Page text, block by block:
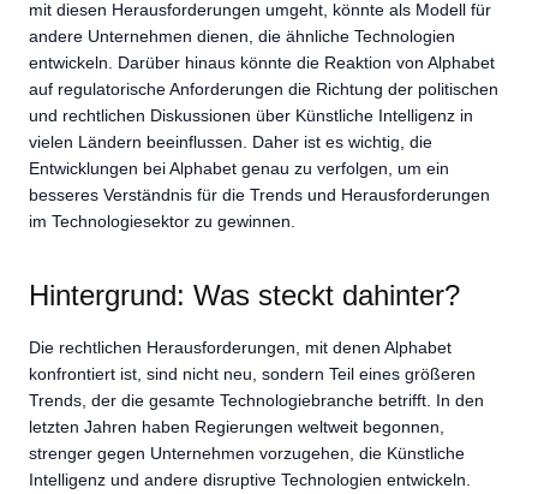
mit diesen Herausforderungen umgeht, könnte als Modell für
andere Unternehmen dienen, die ähnliche Technologien
entwickeln. Darüber hinaus könnte die Reaktion von Alphabet
auf regulatorische Anforderungen die Richtung der politischen
und rechtlichen Diskussionen über Künstliche Intelligenz in
vielen Ländern beeinflussen. Daher ist es wichtig, die
Entwicklungen bei Alphabet genau zu verfolgen, um ein
besseres Verständnis für die Trends und Herausforderungen
im Technologiesektor zu gewinnen.
Hintergrund: Was steckt dahinter?
Die rechtlichen Herausforderungen, mit denen Alphabet
konfrontiert ist, sind nicht neu, sondern Teil eines größeren
Trends, der die gesamte Technologiebranche betrifft. In den
letzten Jahren haben Regierungen weltweit begonnen,
strenger gegen Unternehmen vorzugehen, die Künstliche
Intelligenz und andere disruptive Technologien entwickeln.